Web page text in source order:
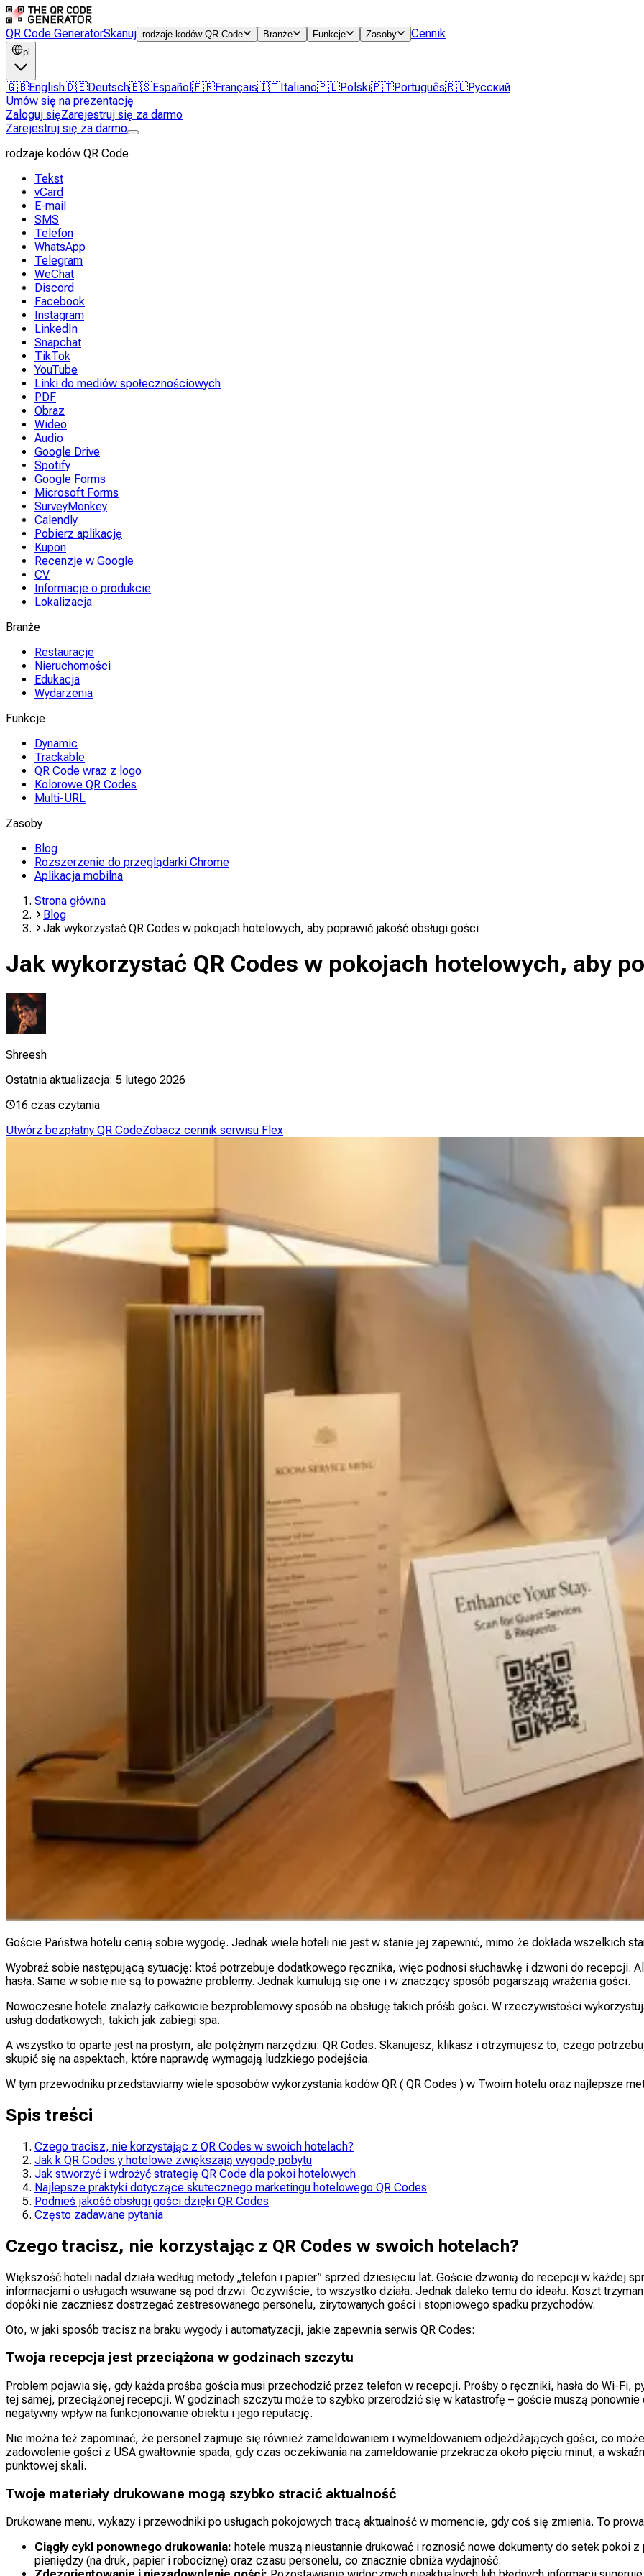
QR Code GeneratorSkanuj rodzaje kodów QR Code Branże Funkcje Zasoby Cennik
pl
🇬🇧English🇩🇪Deutsch🇪🇸Español 🇫🇷Français🇮🇹Italiano🇵🇱Polski🇵🇹Português🇷🇺Русский
Umów się na prezentację
Zaloguj sięZarejestruj się za darmo
Zarejestruj się za darmo
rodzaje kodów QR Code
Tekst
vCard
E-mail
SMS
Telefon
WhatsApp
Telegram
WeChat
Discord
Facebook
Instagram
LinkedIn
Snapchat
TikTok
YouTube
Linki do mediów społecznościowych
PDF
Obraz
Wideo
Audio
Google Drive
Spotify
Google Forms
Microsoft Forms
SurveyMonkey
Calendly
Pobierz aplikację
Kupon
Recenzje w Google
CV
Informacje o produkcie
Lokalizacja
Branże
Restauracje
Nieruchomości
Edukacja
Wydarzenia
Funkcje
Dynamic
Trackable
QR Code wraz z logo
Kolorowe QR Codes
Multi-URL
Zasoby
Blog
Rozszerzenie do przeglądarki Chrome
Aplikacja mobilna
Strona główna
Blog
Jak wykorzystać QR Codes w pokojach hotelowych, aby poprawić jakość obsługi gości
Jak wykorzystać QR Codes w pokojach hotelowych, aby
Shreesh
Ostatnia aktualizacja: 5 lutego 2026
16 czas czytania
Utwórz bezpłatny QR CodeZobacz cennik serwisu Flex
Goście Państwa hotelu cenią sobie wygodę. Jednak wiele hoteli nie jest w stanie jej zapewnić, mimo że dokłada wszelkich
Wyobraź sobie następującą sytuację: ktoś potrzebuje dodatkowego ręcznika, więc podnosi słuchawkę i dzwoni do recepcji.
hasła. Same w sobie nie są to poważne problemy. Jednak kumulują się one i w znaczący sposób pogarszają wrażenia gości.
Nowoczesne hotele znalazły całkowicie bezproblemowy sposób na obsługę takich próśb gości. W rzeczywistości
usług dodatkowych, takich jak zabiegi spa.
A wszystko to oparte jest na prostym, ale potężnym narzędziu: QR Codes. Skanujesz, klikasz i otrzymujesz to, czego
skupić się na aspektach, które naprawdę wymagają ludzkiego podejścia.
W tym przewodniku przedstawiamy wiele sposobów wykorzystania kodów QR ( QR Codes ) w Twoim hotelu oraz najlepsze
Spis treści
Czego tracisz, nie korzystając z QR Codes w swoich hotelach?
Jak k QR Codes y hotelowe zwiększają wygodę pobytu
Jak stworzyć i wdrożyć strategię QR Code dla pokoi hotelowych
Najlepsze praktyki dotyczące skutecznego marketingu hotelowego QR Codes
Podnieś jakość obsługi gości dzięki QR Codes
Często zadawane pytania
Czego tracisz, nie korzystając z QR Codes w swoich hotelach?
Większość hoteli nadal działa według metody „telefon i papier” sprzed dziesięciu lat. Goście dzwonią do recepcji w każdej
informacjami o usługach wsuwane są pod drzwi. Oczywiście, to wszystko działa. Jednak daleko temu do ideału. Koszt
dopóki nie zaczniesz dostrzegać zestresowanego personelu, zirytowanych gości i stopniowego spadku przychodów.
Oto, w jaki sposób tracisz na braku wygody i automatyzacji, jakie zapewnia serwis QR Codes:
Twoja recepcja jest przeciążona w godzinach szczytu
Problem pojawia się, gdy każda prośba gościa musi przechodzić przez telefon w recepcji. Prośby o ręczniki, hasła do Wi-Fi,
tej samej, przeciążonej recepcji. W godzinach szczytu może to szybko przerodzić się w katastrofę – goście muszą
negatywny wpływ na funkcjonowanie obiektu i jego reputację.
Nie można też zapominać, że personel zajmuje się również zameldowaniem i wymeldowaniem odjeżdżających gości, co
zadowolenie gości z USA gwałtownie spada, gdy czas oczekiwania na zameldowanie przekracza około pięciu minut, a
punktowej skali.
Twoje materiały drukowane mogą szybko stracić aktualność
Drukowane menu, wykazy i przewodniki po usługach pokojowych tracą aktualność w momencie, gdy coś się zmienia. To
Ciągły cykl ponownego drukowania: hotele muszą nieustannie drukować i roznosić nowe dokumenty do setek pokoi
pieniędzy (na druk, papier i robociznę) oraz czasu personelu, co znacznie obniża wydajność.